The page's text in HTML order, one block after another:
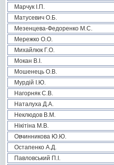
Марчук І.П.
Матусевич О.Б.
Мезенцева-Федоренко М.С.
Мережко О.О.
Михайлюк Г.О.
Мокан В.І.
Мошенець О.В.
Мурдій І.Ю.
Нагорняк С.В.
Наталуха Д.А.
Неклюдов В.М.
Нікітіна М.В.
Овчинникова Ю.Ю.
Остапенко А.Д.
Павловський П.І.